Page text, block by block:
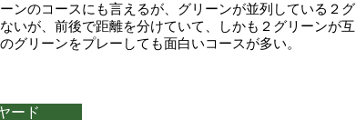
ンのコースにも言えるが、グリーンが並列している２グ
いが、前後で距離を分けていて、しかも２グリーンが互
グリーンをプレーしても面白いコースが多い。
ード